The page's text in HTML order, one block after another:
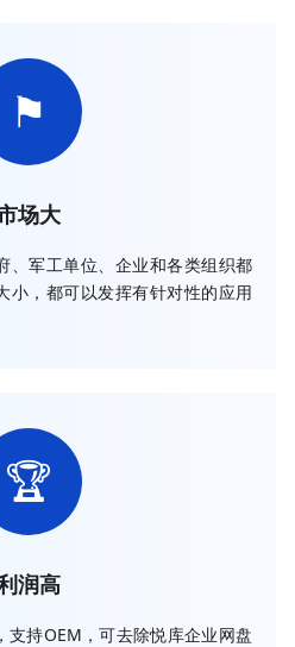
⚑
场大
、军工单位、企业和各类组织都
小，都可以发挥有针对性的应用
🏆
润高
支持OEM，可去除悦库企业网盘